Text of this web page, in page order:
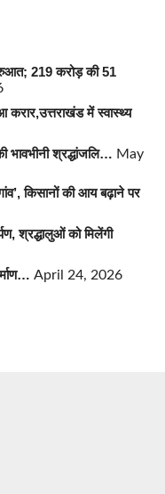
219 करोड़ की 51
में स्वास्थ्य
भावभीनी श्रद्धांजलि… May
किसानों की आय बढ़ाने पर
श्रद्धालुओं को मिलेंगी
April 24, 2026